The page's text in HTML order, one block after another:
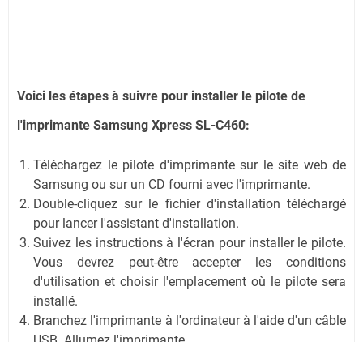
Voici les étapes à suivre pour installer le pilote de
l'imprimante Samsung Xpress SL-C460:
Téléchargez le pilote d'imprimante sur le site web de
Samsung ou sur un CD fourni avec l'imprimante.
Double-cliquez sur le fichier d'installation téléchargé
pour lancer l'assistant d'installation.
Suivez les instructions à l'écran pour installer le pilote.
Vous devrez peut-être accepter les conditions
d'utilisation et choisir l'emplacement où le pilote sera
installé.
Branchez l'imprimante à l'ordinateur à l'aide d'un câble